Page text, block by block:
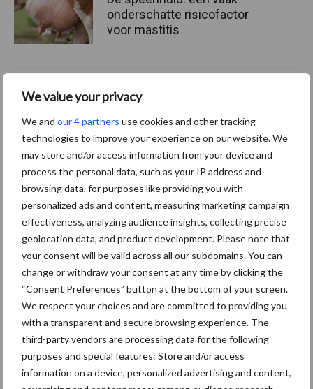
We value your privacy
We and our 4 partners use cookies and other tracking
technologies to improve your experience on our website. We
may store and/or access information from your device and
process the personal data, such as your IP address and
browsing data, for purposes like providing you with
personalized ads and content, measuring marketing campaign
effectiveness, analyzing audience insights, collecting precise
geolocation data, and product development. Please note that
your consent will be valid across all our subdomains. You can
change or withdraw your consent at any time by clicking the
“Consent Preferences” button at the bottom of your screen.
We respect your choices and are committed to providing you
with a transparent and secure browsing experience. The
third-party vendors are processing data for the following
purposes and special features: Store and/or access
information on a device, personalized advertising and content,
onderschatte risicofactor
voor mastitis
ForFarmers ziet volume en
marktaandeel groeien in
krimpende Nederlandse
markt
Themapagina's
Diergezondheid Bemesting Fokkerij
Compost Dierlijke mest